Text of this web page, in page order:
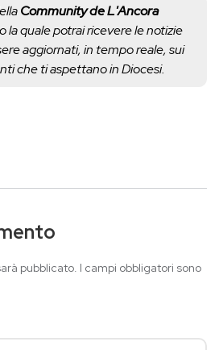
Community de L'Ancora
la quale potrai ricevere le notizie
aggiornati, in tempo reale, sui
che ti aspettano in Diocesi.
pubblicato. I campi obbligatori sono